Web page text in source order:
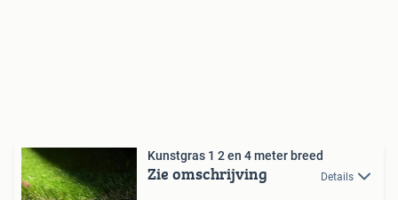
Kunstgras 1 2 en 4 meter breed
Zie omschrijving Details